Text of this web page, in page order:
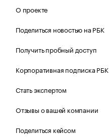
О проекте
Поделиться новостью на РБК
Получить пробный доступ
Корпоративная подписка РБК
Стать экспертом
Отзывы о вашей компании
Поделиться кейсом